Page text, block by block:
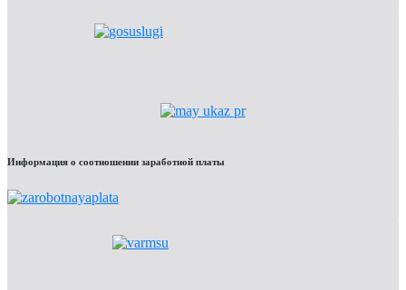
Информация о соотношении заработной платы